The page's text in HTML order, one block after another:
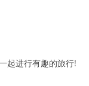
起进行有趣的旅行!